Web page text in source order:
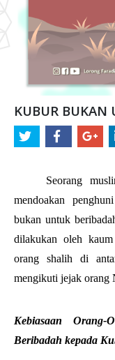
KUBUR BUKAN
Seorang
mendoakan
bukan untuk
dilakukan oleh
orang shalih di
mengikuti jejak orang
Kebiasaan
Beribadah kepada